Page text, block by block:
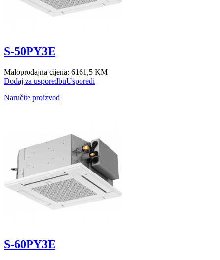
S-50PY3E
Maloprodajna cijena: 6161,5 KM
Dodaj za usporedbuUsporedi
Naručite proizvod
S-60PY3E